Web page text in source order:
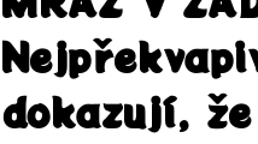
dokazují,